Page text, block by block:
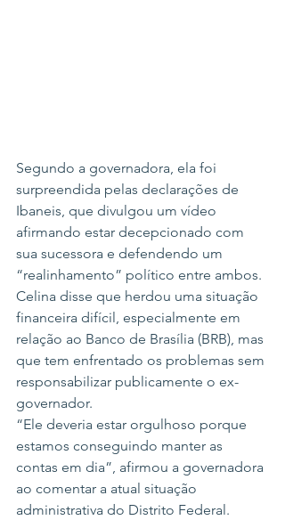
Segundo a governadora, ela foi
surpreendida pelas declarações de
Ibaneis, que divulgou um vídeo
afirmando estar decepcionado com
sua sucessora e defendendo um
“realinhamento” político entre ambos.
Celina disse que herdou uma situação
financeira difícil, especialmente em
relação ao Banco de Brasília (BRB), mas
que tem enfrentado os problemas sem
responsabilizar publicamente o ex-
governador.
“Ele deveria estar orgulhoso porque
estamos conseguindo manter as
contas em dia”, afirmou a governadora
ao comentar a atual situação
administrativa do Distrito Federal.